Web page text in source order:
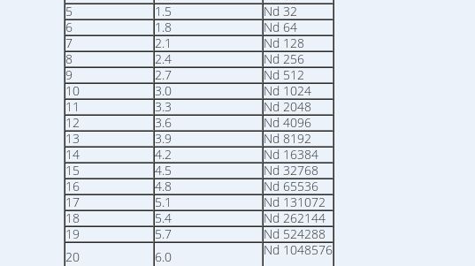
5
1.5
Nd 32
6
1.8
Nd 64
7
2.1
Nd 128
8
2.4
Nd 256
9
2.7
Nd 512
10
3.0
Nd 1024
11
3.3
Nd 2048
12
3.6
Nd 4096
13
3.9
Nd 8192
14
4.2
Nd 16384
15
4.5
Nd 32768
16
4.8
Nd 65536
17
5.1
Nd 131072
18
5.4
Nd 262144
19
5.7
Nd 524288
20
6.0 Nd 1048576